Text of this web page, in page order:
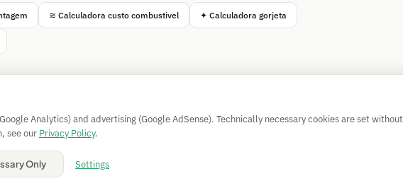
≋ Calculadora custo combustivel ✦ Calculadora gorjeta
Impressum
| Privacy | Terms |
🍪 Cookies
Analytics) and advertising (Google AdSense). Technically necessary cookies are set without
see our Privacy Policy.
Only Settings